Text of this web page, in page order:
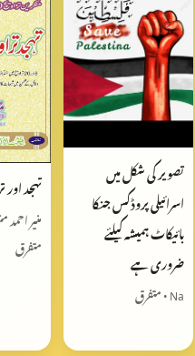
تصویر کی شکل میں
اسرائیلی پروڈکس جنکا
بائیکاٹ ہمیشہ کیلئے
ضروری ہے
Na • متفرق
تهجد
منیر
متفرق